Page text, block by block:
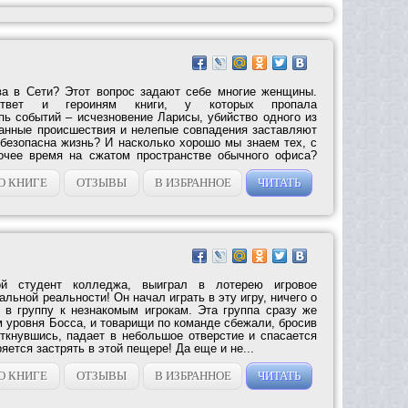
в Сети? Этот вопрос задают себе многие женщины.
и героиням книги, у которых пропала
событий – исчезновение Ларисы, убийство одного из
происшествия и нелепые совпадения заставляют
жизнь? И насколько хорошо мы знаем тех, с
время на сжатом пространстве обычного офиса?
КНИГЕ
ОТЗЫВЫ В ИЗБРАННОЕ ЧИТАТЬ
студент колледжа, выиграл в лотерею игровое
реальности! Он начал играть в эту игру, ничего о
группу к незнакомым игрокам. Эта группа сразу же
уровня Босса, и товарищи по команде сбежали, бросив
падает в небольшое отверстие и спасается
застрять в этой пещере! Да еще и не...
КНИГЕ
ОТЗЫВЫ В ИЗБРАННОЕ ЧИТАТЬ